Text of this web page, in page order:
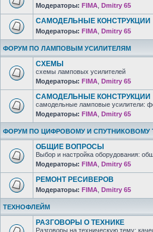
Модераторы: FIMA Dmitry 65
САМОДЕЛЬНЫЕ КОНСТРУКЦИИ
Модераторы: FIMA Dmitry 65
ФОРУМ ПО ЛАМПОВЫМ УСИЛИТЕЛЯМ
СХЕМЫ
схемы ламповых усилителей
Модераторы: FIMA Dmitry 65
САМОДЕЛЬНЫЕ КОНСТРУКЦИИ
самодельные ламповые усилители:
Модераторы: FIMA Dmitry 65
ФОРУМ ПО ЦИФРОВОМУ И СПУТНИКОВОМУ
ОБЩИЕ ВОПРОСЫ
Выбор и настройка оборудования:
Модераторы: FIMA Dmitry 65
РЕМОНТ РЕСИВЕРОВ
Модераторы: FIMA Dmitry 65
ТЕХНОФЛЕЙМ
РАЗГОВОРЫ О ТЕХНИКЕ
Разговоры на техническую тему: